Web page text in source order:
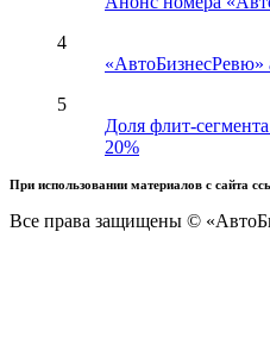
4
«АвтоБизнесРевю»
5
Доля флит-
20%
При использовании материалов с сайта
Все права защищены ©